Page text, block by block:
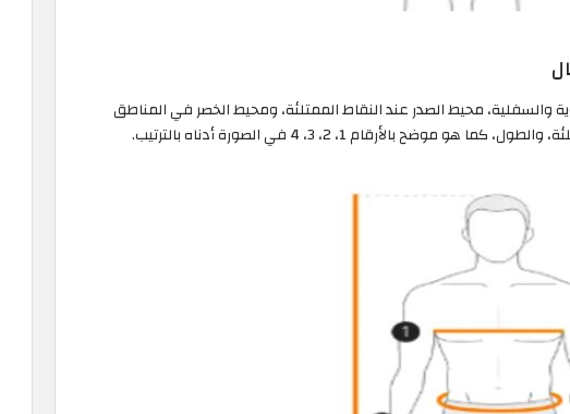
والسفلية، محيط الصدر عند النقاط الممتلئة، ومحيط الخصر في المناطق
بالأرقام 1، 2، 3، 4 في الصورة أدناه بالترتيب.